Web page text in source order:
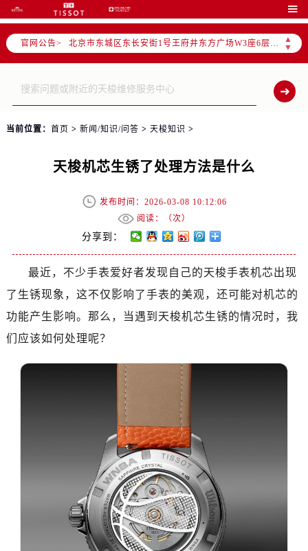

官网公告>
▲
▼
北京市东城区东长安街1号王府井东方广场W3座6层602室售后服务中心（需提前预约）
节假日正常营业！
当前位置： 首页 > 新闻/知识/问答 > 天梭知识 >
天梭机芯生锈了处理方法是什么
发布时间：2026-03-08 10:12:06
阅读：（次）
分享到：
最近，不少手表爱好者发现自己的天梭手表机芯出现
了生锈现象，这不仅影响了手表的美观，还可能对机芯的
功能产生影响。那么，当遇到天梭机芯生锈的情况时，我
们应该如何处理呢？